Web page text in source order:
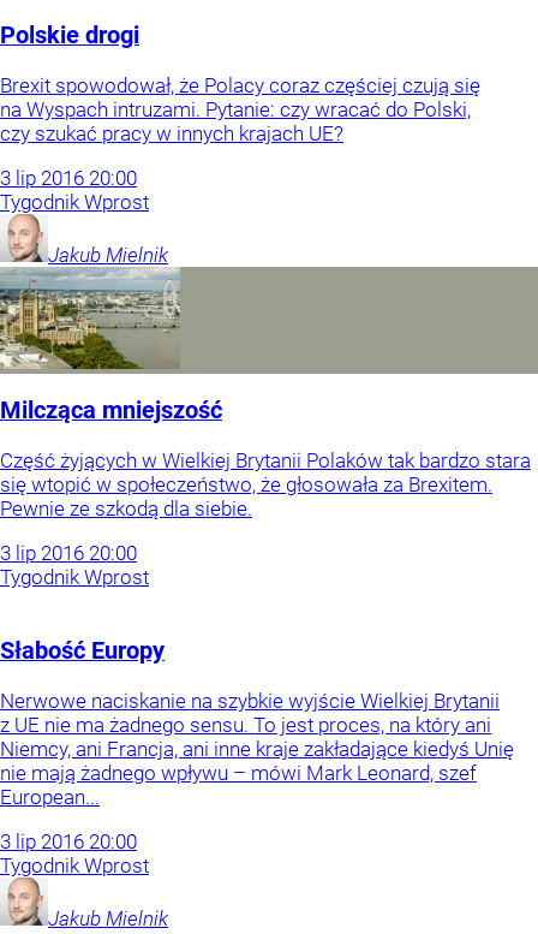
Polskie drogi
Brexit spowodował, że Polacy coraz częściej czują się
na Wyspach intruzami. Pytanie: czy wracać do Polski,
czy szukać pracy w innych krajach UE?
3 lip 2016 20:00
Tygodnik Wprost
Jakub Mielnik
Milcząca mniejszość
Część żyjących w Wielkiej Brytanii Polaków tak bardzo stara
się wtopić w społeczeństwo, że głosowała za Brexitem.
Pewnie ze szkodą dla siebie.
3 lip 2016 20:00
Tygodnik Wprost
Słabość Europy
Nerwowe naciskanie na szybkie wyjście Wielkiej Brytanii
z UE nie ma żadnego sensu. To jest proces, na który ani
Niemcy, ani Francja, ani inne kraje zakładające kiedyś Unię
nie mają żadnego wpływu – mówi Mark Leonard, szef
European...
3 lip 2016 20:00
Tygodnik Wprost
Jakub Mielnik